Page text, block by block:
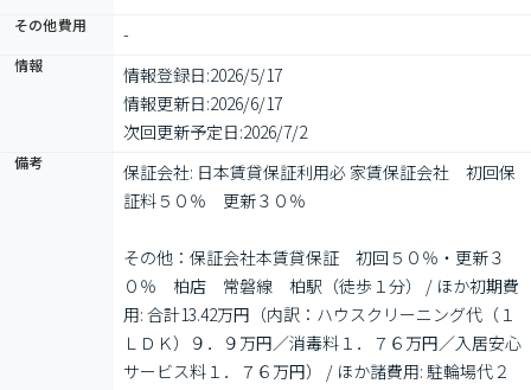
その他費用 -
情報 情報登録日:2026/5/17
情報更新日:2026/6/17
次回更新予定日:2026/7/2
備考
保証会社: 日本賃貸保証利用必 家賃保証会社　初回保
証料５０％　更新３０％
その他：保証会社本賃貸保証　初回５０％・更新３
０％　柏店　常磐線　柏駅（徒歩１分） / ほか初期費
用: 合計13.42万円（内訳：ハウスクリーニング代（１
ＬＤＫ）９．９万円／消毒料１．７６万円／入居安心
サービス料１．７６万円） / ほか諸費用: 駐輪場代２